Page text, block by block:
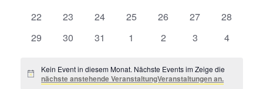
0
22
0
23
0
24
0
25
0
26
0
27
0
28
0
29
0
30
0
31
0
1
0
2
0
3
0
4
Notice
Kein Event in diesem Monat. Nächste Events im Zeige die
nächste anstehende VeranstaltungVeranstaltungen an.